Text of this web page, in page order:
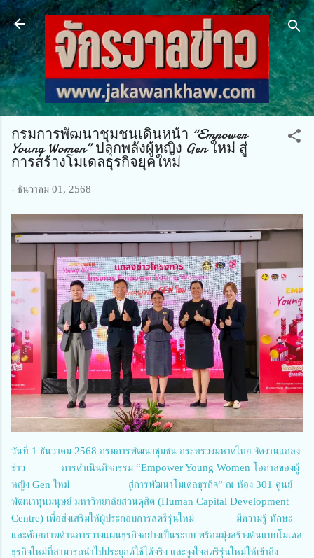
ข้ามไปที่เนื้อหาหลัก
กรมการพัฒนาชุมชนเดินหน้า “Empower
Young Women” ปลุกพลังผู้หญิง Gen ใหม่ สู่
การสร้างโมเดลธุรกิจยุคใหม่
- ธันวาคม 01, 2568
วันที่ 1 ธันวาคม 2568 กรมการพัฒนาชุมชน กระทรวงมหาดไทย จัดงานแถลง
ข่าว การดำเนินกิจกรรม “Empower Young Women โอกาสของผู้
หญิง Gen ใหม่ สู่การพัฒนาโมเดลธุรกิจ” ณ ห้อง 301 ศูนย์
พัฒนาทุนมนุษย์ มหาวิทยาลัยสวนดุสิต (Human Capital Development
Centre) เพื่อส่งเสริมให้ผู้ประกอบการสตรีรุ่นใหม่ มีความรู้ ทักษะ
และศักยภาพด้านการวางแผนธุรกิจอย่างเป็นระบบ พร้อมมุ่งสร้างต้นแบบโมเดล
ธุรกิจใหม่ที่สามารถนำไปประยุกต์ใช้ได้จริง และจูงใจสตรีรุ่นใหม่ให้เข้าถึง